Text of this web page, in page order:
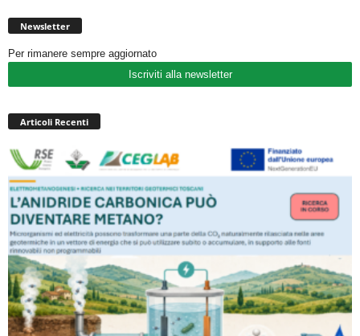
Newsletter
Per rimanere sempre aggiornato
Iscriviti alla newsletter
Articoli Recenti